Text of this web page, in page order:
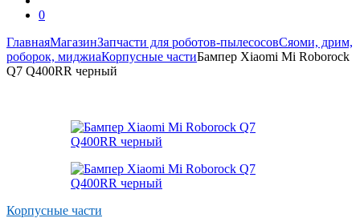
0
ГлавнаяМагазинЗапчасти для роботов-пылесосовСяоми, дрим,
роборок, миджиаКорпусные частиБампер Xiaomi Mi Roborock
Q7 Q400RR черный
Корпусные части